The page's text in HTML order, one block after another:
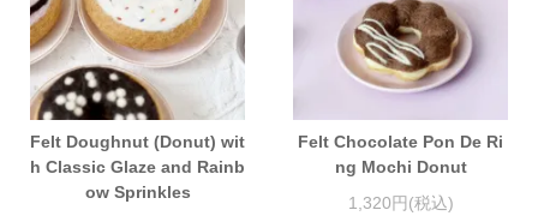
Felt Doughnut (Donut) wit
h Classic Glaze and Rainb
ow Sprinkles
Felt Chocolate Pon De Ri
ng Mochi Donut
1,320円(税込)